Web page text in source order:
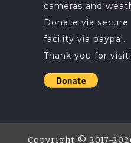
cameras and
Donate via
facility via paypal.
Thank you for
Copyright © 2017-